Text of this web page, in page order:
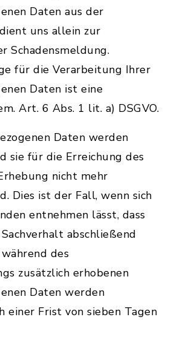
Daten aus der
uns allein zur
Schadensmeldung.
für die Verarbeitung Ihrer
Daten ist eine
Art. 6 Abs. 1 lit. a) DSGVO.
Daten werden
sie für die Erreichung des
nicht mehr
Dies ist der Fall, wenn sich
entnehmen lässt, dass
abschließend
des
zusätzlich erhobenen
Daten werden
einer Frist von sieben Tagen